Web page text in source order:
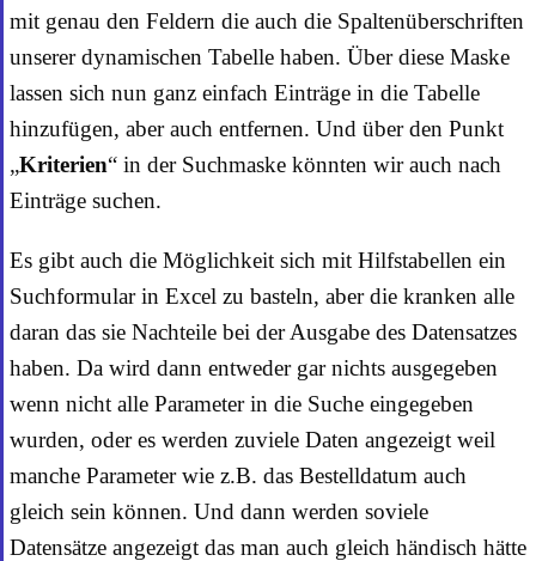
mit genau den Feldern die auch die Spaltenüberschriften
unserer dynamischen Tabelle haben. Über diese Maske
lassen sich nun ganz einfach Einträge in die Tabelle
hinzufügen, aber auch entfernen. Und über den Punkt
„Kriterien“ in der Suchmaske könnten wir auch nach
Einträge suchen.
Es gibt auch die Möglichkeit sich mit Hilfstabellen ein
Suchformular in Excel zu basteln, aber die kranken alle
daran das sie Nachteile bei der Ausgabe des Datensatzes
haben. Da wird dann entweder gar nichts ausgegeben
wenn nicht alle Parameter in die Suche eingegeben
wurden, oder es werden zuviele Daten angezeigt weil
manche Parameter wie z.B. das Bestelldatum auch
gleich sein können. Und dann werden soviele
Datensätze angezeigt das man auch gleich händisch hätte